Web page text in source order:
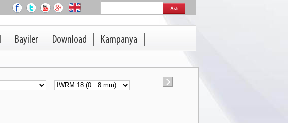
Bayiler Download
Kampanya